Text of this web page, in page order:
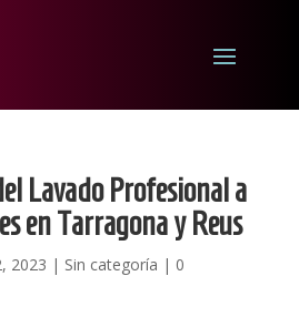
Lavado Profesional a
en Tarragona y Reus
2023 | Sin categoría | 0